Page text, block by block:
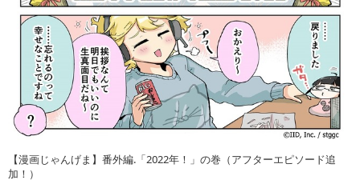
【漫画じゃんげま】番外編.「2022年！」の巻（アフターエピソード追
加！）